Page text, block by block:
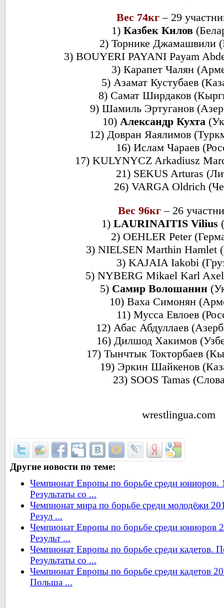
Вес 74кг – 29
1)Казбек Килов
2) Торнике Джамашвили
3) BOUYERI PAYANI Payam
3) Карапет Чалян
5) Азамат Кустубаев
8) Самат Ширдаков
9) Шамиль Эртуганов
10) Александр Кухта
12) Довран Яаялимов
16) Ислам Чараев
17) KULYNYCZ Arkadiusz
21) SEKUS Arturas
26) VARGA Oldrich
Вес 96кг – 26
1) LAURINAITIS Vilius
2) OEHLER Peter
3) NIELSEN Marthin Hamlet
3) KAJAIA Iakobi
5) NYBERG Mikael Karl
5) Самир Волошанин
10) Ваха Симонян
11) Мусса Евлоев
12) Абас Абдуллаев
16) Дилшод Хакимов
17) Тынчтык Токторбаев
19) Эркин Шайкенов
23) SOOS Tamas
wrestlingua.com
Другие новости по теме:
Чемпионат Европы по борьбе среди юниоров.
Результаты со ...
Чемпионат мира по борьбе среди молодёжи
Резул ...
Чемпионат Европы по борьбе среди юниоров
Результ ...
Чемпионат Европы по борьбе среди кадетов.
Результаты со ...
Чемпионат Европы по борьбе среди кадетов
Польша ...